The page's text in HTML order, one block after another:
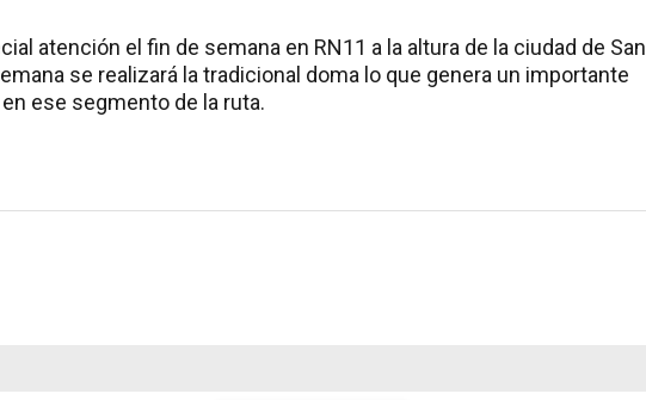
atención el fin de semana en RN11 a la altura de la ciudad de San
se realizará la tradicional doma lo que genera un importante
ese segmento de la ruta.